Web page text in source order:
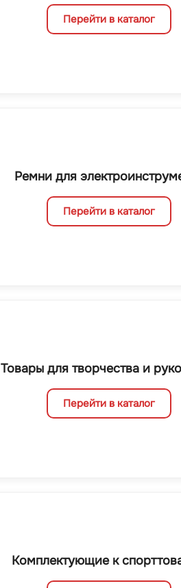
Перейти в каталог
Ремни для
Перейти в каталог
Товары для творчества и
Перейти в каталог
Комплектующие к